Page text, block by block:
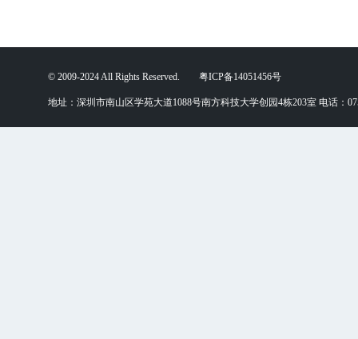
© 2009-2024 All Rights Reserved. 粤ICP备14051456号
地址：深圳市南山区学苑大道1088号南方科技大学创园4栋203室 电话：